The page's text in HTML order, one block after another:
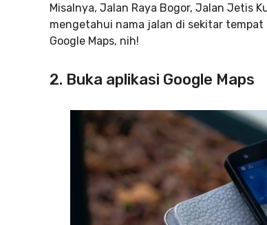
Misalnya, Jalan Raya Bogor, Jalan Jetis
mengetahui nama jalan di sekitar
Google Maps, nih!
2. Buka aplikasi Google Maps